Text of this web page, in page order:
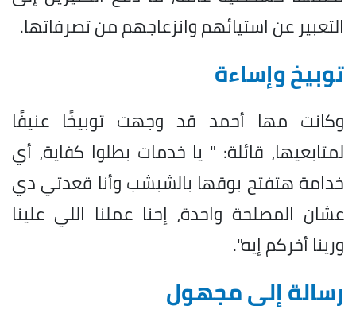
التعبير عن استيائهم وانزعاجهم من تصرفاتها.
توبيخ وإساءة
وكانت مها أحمد قد وجهت توبيخًا عنيفًا
لمتابعيها، قائلة: " يا خدمات بطلوا كفاية، أي
خدامة هتفتح بوقها بالشبشب وأنا قعدتي دي
عشان المصلحة واحدة، إحنا عملنا اللي علينا
ورينا أخركم إيه".
رسالة إلى مجهول